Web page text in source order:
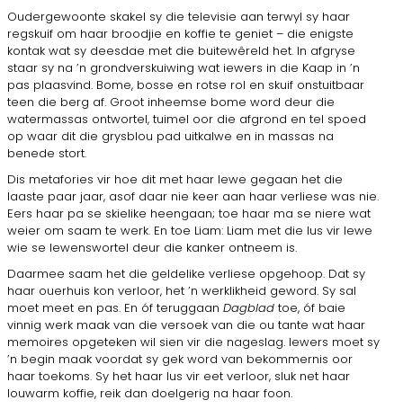
Oudergewoonte skakel sy die televisie aan terwyl sy haar
regskuif om haar broodjie en koffie te geniet – die enigste
kontak wat sy deesdae met die buitewêreld het. In afgryse
staar sy na ’n grondverskuiwing wat iewers in die Kaap in ’n
pas plaasvind. Bome, bosse en rotse rol en skuif onstuitbaar
teen die berg af. Groot inheemse bome word deur die
watermassas ontwortel, tuimel oor die afgrond en tel spoed
op waar dit die grysblou pad uitkalwe en in massas na
benede stort.
Dis metafories vir hoe dit met haar lewe gegaan het die
laaste paar jaar, asof daar nie keer aan haar verliese was nie.
Eers haar pa se skielike heengaan; toe haar ma se niere wat
weier om saam te werk. En toe Liam: Liam met die lus vir lewe
wie se lewenswortel deur die kanker ontneem is.
Daarmee saam het die geldelike verliese opgehoop. Dat sy
haar ouerhuis kon verloor, het ’n werklikheid geword. Sy sal
moet meet en pas. En óf teruggaan Dagblad toe, óf baie
vinnig werk maak van die versoek van die ou tante wat haar
memoires opgeteken wil sien vir die nageslag. Iewers moet sy
’n begin maak voordat sy gek word van bekommernis oor
haar toekoms. Sy het haar lus vir eet verloor, sluk net haar
louwarm koffie, reik dan doelgerig na haar foon.